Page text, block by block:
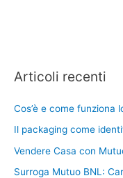
Articoli recenti
Cos’è e come funziona
Il packaging come
Vendere Casa con
Surroga Mutuo BNL: